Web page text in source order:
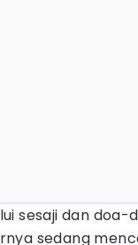
sesaji dan
sedang